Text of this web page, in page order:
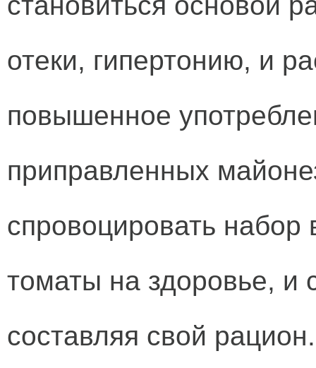
отеки, гипертонию, и
повышенное
приправленных
спровоцировать набор
томаты на здоровье, и
составляя свой рацион.